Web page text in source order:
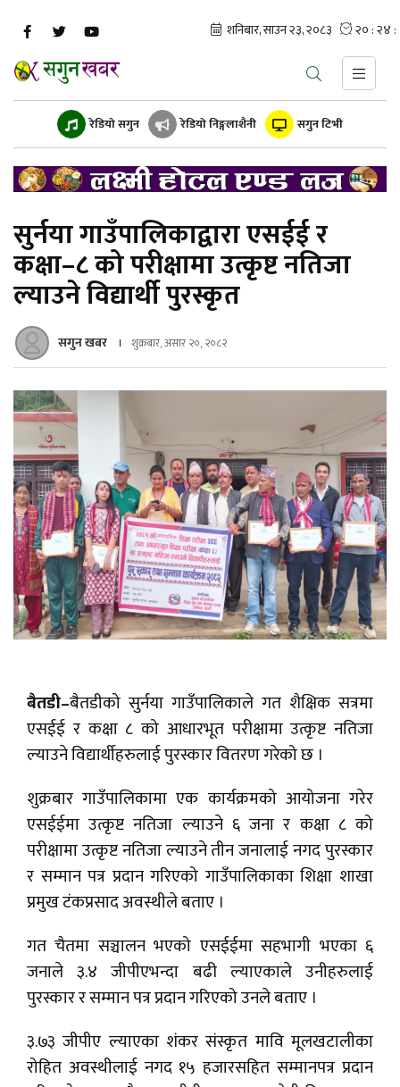
रेडियो सगुन रेडियो निङ्गलाशैनी सगुन टिभी
सुर्नया गाउँपालिकाद्वारा एसईई र
कक्षा–८ को परीक्षामा उत्कृष्ट नतिजा
ल्याउने विद्यार्थी पुरस्कृत
सगुन खबर शुक्रबार, असार २०, २०८२
बैतडी–बैतडीको सुर्नया गाउँपालिकाले गत शैक्षिक सत्रमा
एसईई र कक्षा ८ को आधारभूत परीक्षामा उत्कृष्ट नतिजा
ल्याउने विद्यार्थीहरुलाई पुरस्कार वितरण गरेको छ ।
शुक्रबार गाउँपालिकामा एक कार्यक्रमको आयोजना गरेर
एसईईमा उत्कृष्ट नतिजा ल्याउने ६ जना र कक्षा ८ को
परीक्षामा उत्कृष्ट नतिजा ल्याउने तीन जनालाई नगद पुरस्कार
र सम्मान पत्र प्रदान गरिएको गाउँपालिकाका शिक्षा शाखा
प्रमुख टंकप्रसाद अवस्थीले बताए ।
गत चैतमा सञ्चालन भएको एसईईमा सहभागी भएका ६
जनाले ३.४ जीपीएभन्दा बढी ल्याएकाले उनीहरुलाई
पुरस्कार र सम्मान पत्र प्रदान गरिएको उनले बताए ।
३.७३ जीपीए ल्याएका शंकर संस्कृत मावि मूलखटालीका
रोहित अवस्थीलाई नगद १५ हजारसहित सम्मानपत्र प्रदान